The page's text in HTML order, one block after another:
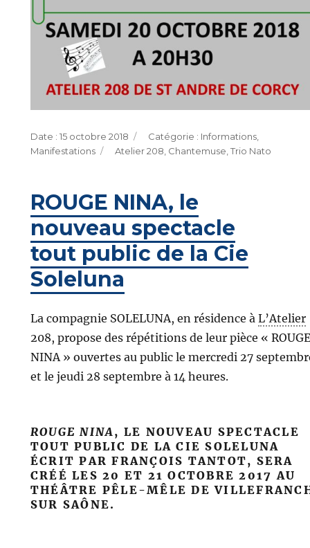
Publié
le
15 octobre 2018 Catégories
Informations,
Manifestations
Étiquettes
Atelier 208 Chantemuse Trio Nato
ROUGE NINA, le
nouveau spectacle
tout public de la Cie
Soleluna
La compagnie SOLELUNA, en résidence à L’Atelier
208, propose des répétitions de leur pièce « ROUGE
NINA » ouvertes au public le mercredi 27
et le jeudi 28 septembre à 14 heures.
ROUGE NINA , LE NOUVEAU SPECTACLE
TOUT PUBLIC DE LA CIE SOLELUNA
ÉCRIT PAR FRANÇOIS TANTOT, SERA
CRÉÉ LES 20 ET 21OCTOBRE 2017 AU
THÉÂTRE PÊLE-MÊLE DE
SUR SAÔNE.